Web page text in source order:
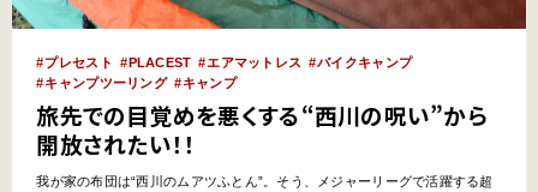
プレセスト PLACEST エアマットレス
バイクキャンプ
キャンプツーリング
キャンプ
旅先での目覚めを悪くする“西川の呪い”から
開放されたい！！
我が家の布団は“西川のムアツふとん”。そう、メジャーリーグで活躍する超